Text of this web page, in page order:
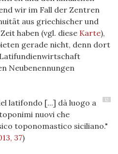
wir im Fall der Zentren
aus griechischer und
haben (vgl. diese Karte),
gerade nicht, denn dort
Neubenennungen
12
latifondo [...] dà luogo a
nuovi che
toponomastico siciliano."
37)